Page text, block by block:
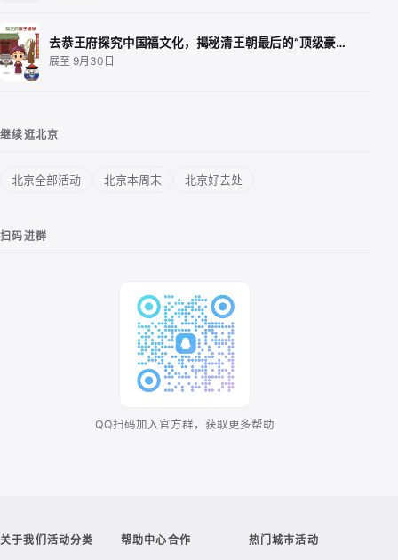
去恭王府探究中国福文化，揭秘清王朝最后的“顶级豪…
展至 9月30日
继续逛北京
北京全部活动 北京本周末 北京好去处
扫码进群
QQ扫码加入官方群，获取更多帮助
关于我们 活动分类 帮助中心合作 热门城市活动